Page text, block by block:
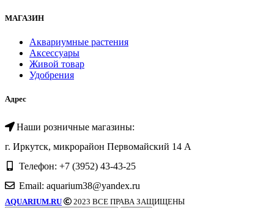
МАГАЗИН
Аквариумные растения
Аксессуары
Живой товар
Удобрения
Адрес
Наши розничные магазины:
г. Иркутск, микрорайон Первомайский 14 А
Телефон: +7 (3952) 43-43-25
Email: aquarium38@yandex.ru
AQUARIUM.RU
2023 ВСЕ ПРАВА ЗАЩИЩЕНЫ